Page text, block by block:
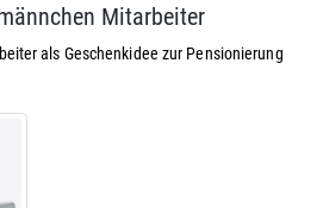
Mitarbeiter
als Geschenkidee zur Pensionierung